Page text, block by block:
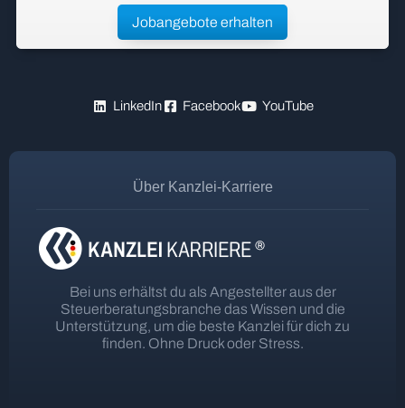
Jobangebote erhalten
LinkedIn Facebook YouTube
Über Kanzlei-Karriere
Bei uns erhältst du als Angestellter aus der
Steuerberatungsbranche das Wissen und die
Unterstützung, um die beste Kanzlei für dich zu
finden. Ohne Druck oder Stress.